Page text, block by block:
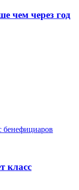
чем через год
класс